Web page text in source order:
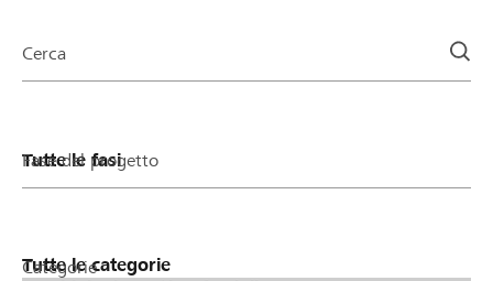
della
Cerca
Fase del progetto
Categorie